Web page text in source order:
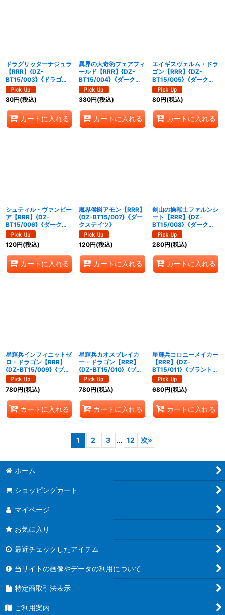
ドラグリッターナジュラ
【RRR】{DZ-
BT15/003}《ドラゴン
エンパイア》
80円(税込)
カートに入れる
異界の大奇術フェアフィ
ールド【RRR】{DZ-
BT15/004}《ダークス
テイツ》
380円(税込)
カートに入れる
エイギスヴェルム・ドラ
ゴン【RRR】{DZ-
BT15/005}《ダークス
テイツ》
80円(税込)
カートに入れる
シュティル・ヴァンピー
ア【RRR】{DZ-
BT15/006}《ダークス
テイツ》
120円(税込)
カートに入れる
魔界侯爵アモン【RRR】
{DZ-BT15/007}《ダー
クステイツ》
120円(税込)
カートに入れる
剣山の操獣士ファルンシ
ート【RRR】{DZ-
BT15/008}《ダークス
テイツ》
280円(税込)
カートに入れる
星輝兵インフィニットゼ
ロ・ドラゴン【RRR】
{DZ-BT15/009}《ブラ
ントゲート》
780円(税込)
カートに入れる
星輝兵カオスブレイカ
ー・ドラゴン【RRR】
{DZ-BT15/010}《ブラ
ントゲート》
780円(税込)
カートに入れる
星輝兵コロニーメイカー
【RRR】{DZ-
BT15/011}《ブラントゲ
ート》
680円(税込)
カートに入れる
1 2 3 ... 12 次»
ホーム
ショッピングカート
マイページ
お気に入り
最近チェックしたアイテム
当サイトの画像やデータの利用について
特定商取引法表示
ご利用案内